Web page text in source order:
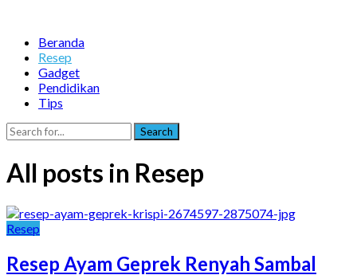
Beranda
Resep
Gadget
Pendidikan
Tips
Search
All posts in Resep
Resep
Resep Ayam Geprek Renyah Sambal